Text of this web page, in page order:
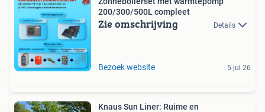
200/300/500L compleet
Zie omschrijving Details
Bezoek website 5 jul 26
Knaus Sun Liner: Ruime en